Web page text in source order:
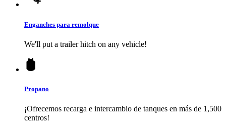
Enganches para remolque
We'll put a trailer hitch on any vehicle!
Propano
¡Ofrecemos recarga e intercambio de tanques en más de 1,500
centros!